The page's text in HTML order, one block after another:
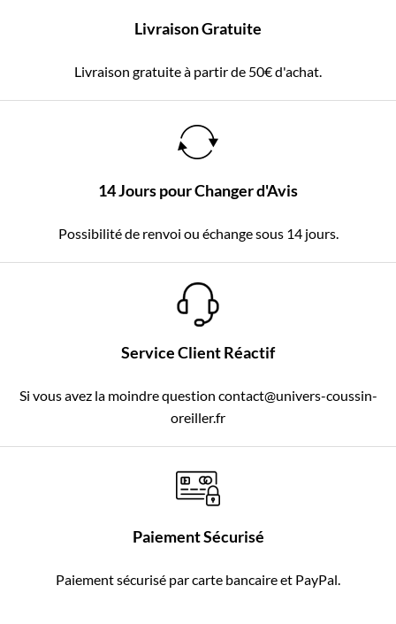
Livraison Gratuite
Livraison gratuite à partir de 50€ d'achat.
14 Jours pour Changer d'Avis
Possibilité de renvoi ou échange sous 14 jours.
Service Client Réactif
Si vous avez la moindre question contact@univers-coussin-
oreiller.fr
Paiement Sécurisé
Paiement sécurisé par carte bancaire et PayPal.